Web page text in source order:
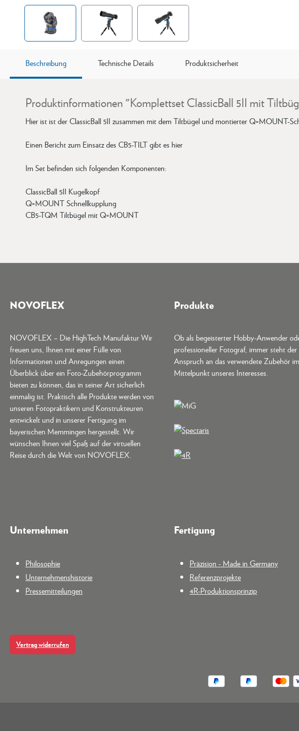
Beschreibung Technische Details Produktsicherheit
Produktinformationen "Komplettset ClassicBall 5II mit
Hier ist ist der ClassicBall 5II zusammen mit dem Tiltbügel und montierter Q=MOUNT-
Einen Bericht zum Einsatz des CB5-TILT gibt es hier
Im Set befinden sich folgenden Komponenten:
ClassicBall 5II Kugelkopf
Q=MOUNT Schnellkupplung
CB5-TQM Tiltbügel mit Q=MOUNT
NOVOFLEX
NOVOFLEX – Die HighTech Manufaktur Wir
freuen uns, Ihnen mit einer Fülle von
Informationen und Anregungen einen
Überblick über ein Foto-Zubehörprogramm
bieten zu können, das in seiner Art sicherlich
einmalig ist. Praktisch alle Produkte werden von
unseren Fotopraktikern und Konstrukteuren
entwickelt und in unserer Fertigung im
bayerischen Memmingen hergestellt. Wir
wünschen Ihnen viel Spaß auf der virtuellen
Reise durch die Welt von NOVOFLEX.
Produkte
Ob als begeisterter Hobby-Anwender
professioneller Fotograf, immer steht
Anspruch an das verwendete Zubehör im
Mittelpunkt unseres Interesses.
Unternehmen
Philosophie
Unternehmenshistorie
Pressemitteilungen
Fertigung
Präzision - Made in Germany
Referenzprojekte
4R-Produktionsprinzip
Vertrag widerrufen